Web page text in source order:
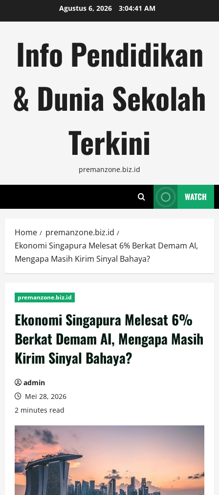
to
Agustus 6, 2026 3:04:42 AM
Info Pendidikan
& Dunia Sekolah
Terkini
premanzone.biz.id
WATCH
Home
premanzone.biz.id
Ekonomi Singapura Melesat 6% Berkat Demam AI,
Mengapa Masih Kirim Sinyal Bahaya?
premanzone.biz.id
Ekonomi Singapura Melesat 6%
Berkat Demam AI, Mengapa Masih
Kirim Sinyal Bahaya?
admin
Mei 28, 2026
2 minutes read